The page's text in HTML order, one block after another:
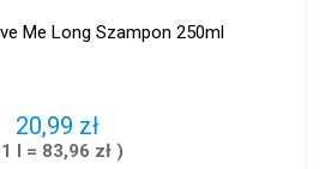
Me Long Szampon 250ml
20,99 zł
l = 83,96 zł )